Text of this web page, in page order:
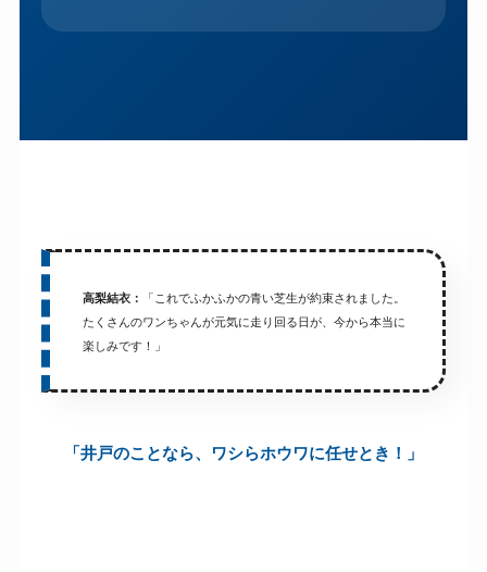
高梨結衣：
「これでふかふかの青い芝生が約束されました。
たくさんのワンちゃんが元気に走り回る日が、今から本当に
楽しみです！」
「井戸のことなら、ワシらホウワに任せとき！」